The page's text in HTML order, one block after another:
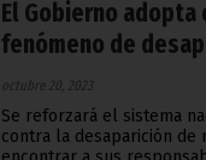
El Gobierno
fenómeno de
octubre 20, 2023
Se reforzará el sistema
contra la desaparición de